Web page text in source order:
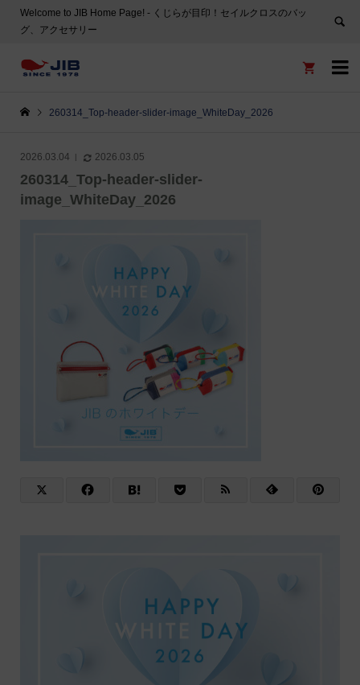
Welcome to JIB Home Page! ‐ くじらが目印！セイルクロスのバッ
グ、アクセサリー


260314_Top-header-slider-image_WhiteDay_2026
2026.03.04 2026.03.05
260314_Top-header-slider-
image_WhiteDay_2026